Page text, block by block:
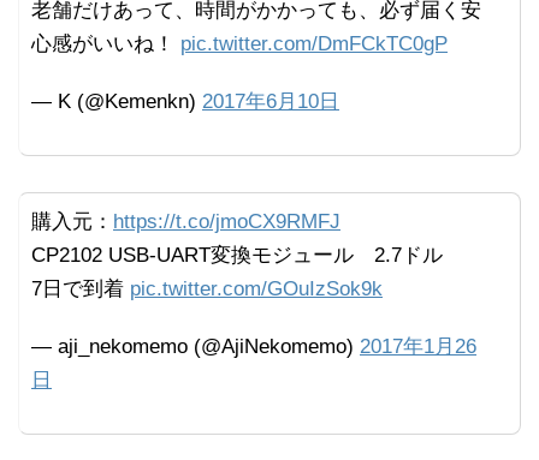
老舗だけあって、時間がかかっても、必ず届く安
心感がいいね！ pic.twitter.com/DmFCkTC0gP
— K (@Kemenkn) 2017年6月10日
購入元： https://t.co/jmoCX9RMFJ
CP2102 USB-UART変換モジュール 2.7ドル
7日で到着 pic.twitter.com/GOuIzSok9k
— aji_nekomemo (@AjiNekomemo) 2017年1月26
日